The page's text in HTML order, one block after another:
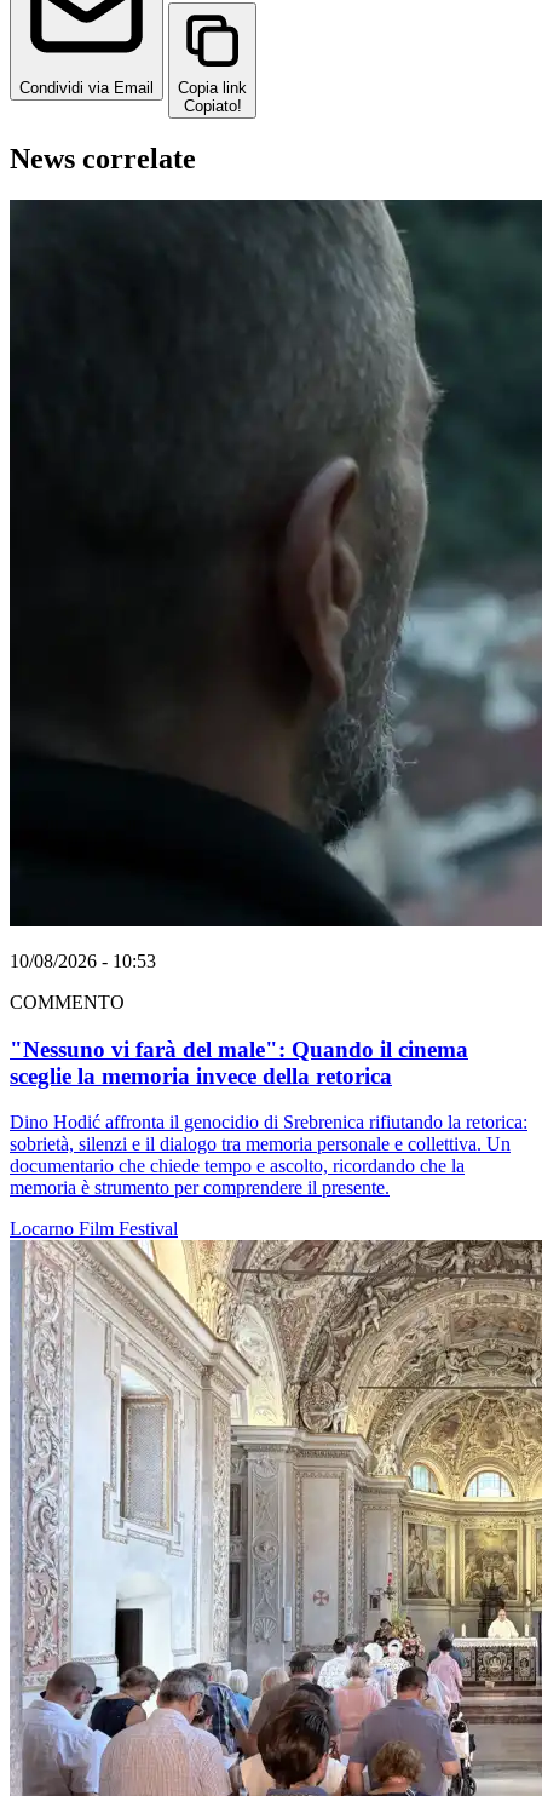
Condividi via Email
Copia link
Copiato!
News correlate
10/08/2026 - 10:53
COMMENTO
"Nessuno vi farà del male": Quando il cinema
sceglie la memoria invece della retorica
Dino Hodić affronta il genocidio di Srebrenica rifiutando la retorica:
sobrietà, silenzi e il dialogo tra memoria personale e collettiva. Un
documentario che chiede tempo e ascolto, ricordando che la
memoria è strumento per comprendere il presente.
Locarno Film Festival